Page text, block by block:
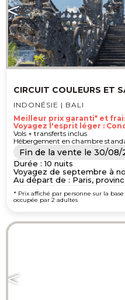
CIRCUIT COULEURS ET
INDONÉSIE | BALI
Meilleur prix garanti* et
Voyagez l'esprit léger :
Vols + transferts inclus
Hébergement en chambre
Fin de la vente le 30/08/
Durée : 10 nuits
Voyagez de septembre à
Au départ de : Paris,
* Prix affiché par personne sur la
occupée par 2 adultes